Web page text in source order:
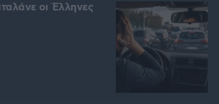
οι Έλληνες